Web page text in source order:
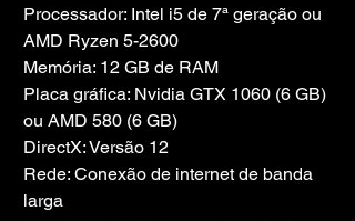
Processador: Intel i5 de 7ª geração ou
AMD Ryzen 5-2600
Memória: 12 GB de RAM
Placa gráfica: Nvidia GTX 1060 (6 GB)
ou AMD 580 (6 GB)
DirectX: Versão 12
Rede: Conexão de internet de banda
larga